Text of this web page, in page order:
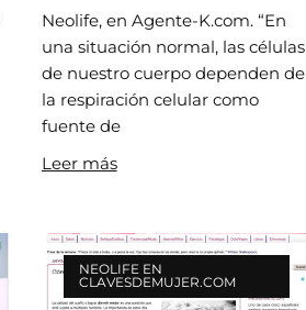
Neolife, en Agente-K.com. “En
una situación normal, las células
de nuestro cuerpo dependen de
la respiración celular como
fuente de
Leer más
NEOLIFE EN
CLAVESDEMUJER.COM